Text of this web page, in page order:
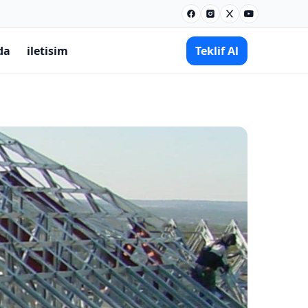
Facebook
Instagram
X Youtube
iletisim Teklif Al